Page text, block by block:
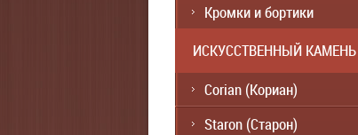
Кромки и бортики
ИСКУССТВЕННЫЙ КАМЕНЬ
Corian (Кориан)
Staron (Старон)